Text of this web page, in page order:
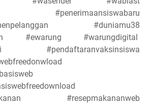
#penerimaansiswabaru
#duniamu38
#ewarung #warungdigital
#pendaftaranvaksinsiswa
#resepmakananweb